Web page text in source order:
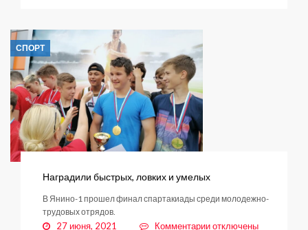
СПОРТ
Наградили быстрых, ловких и умелых
В Янино-1 прошел финал спартакиады среди молодежно-
трудовых отрядов.
27 июня, 2021 Комментариикотключены